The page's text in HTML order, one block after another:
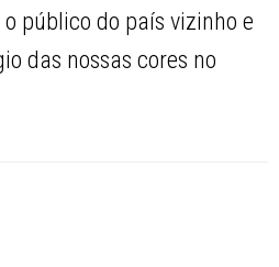
público do país vizinho e
das nossas cores no